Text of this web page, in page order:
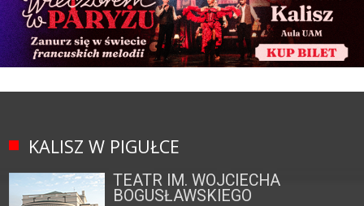
KALISZ W PIGUŁCE
TEATR IM. WOJCIECHA
BOGUSŁAWSKIEGO